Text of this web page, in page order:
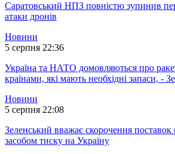
Саратовський НПЗ повністю зупинив
атаки дронів
Новини
5 серпня 22:36
Україна та НАТО домовляються про
країнами, які мають необхідні запаси, -
Новини
5 серпня 22:08
Зеленський вважає скорочення
засобом тиску на Україну